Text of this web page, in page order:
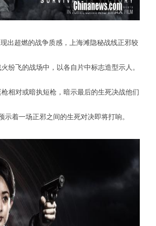
出超燃的战争质感，上海滩隐秘战线正邪较
纷飞的战场中，以各自片中标志造型示人。
相对或暗执短枪，暗示最后的生死决战他们
着一场正邪之间的生死对决即将打响。